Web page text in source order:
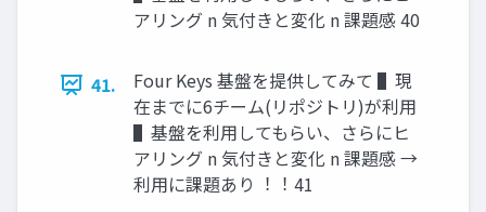
アリング n 気付きと変化 n 課題感 40
41.
Four Keys 基盤を提供してみて ▌現
在までに6チーム(リポジトリ)が利⽤
▌基盤を利⽤してもらい、さらにヒ
アリング n 気付きと変化 n 課題感 →
利⽤に課題あり︕︕ 41